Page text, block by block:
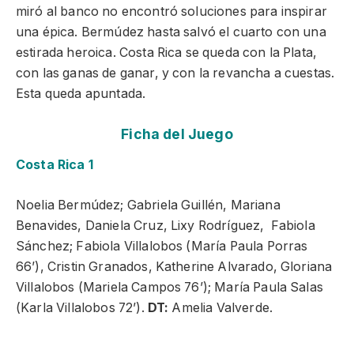
miró al banco no encontró soluciones para inspirar
una épica. Bermúdez hasta salvó el cuarto con una
estirada heroica. Costa Rica se queda con la Plata,
con las ganas de ganar, y con la revancha a cuestas.
Esta queda apuntada.
Ficha del Juego
Costa Rica 1
Noelia Bermúdez; Gabriela Guillén, Mariana
Benavides, Daniela Cruz, Lixy Rodríguez, Fabiola
Sánchez; Fabiola Villalobos (María Paula Porras
66’), Cristin Granados, Katherine Alvarado, Gloriana
Villalobos (Mariela Campos 76’); María Paula Salas
(Karla Villalobos 72’). DT: Amelia Valverde.